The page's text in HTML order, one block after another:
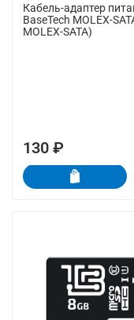
Кабель-адаптер
BaseTech MOLEX-
MOLEX-SATA)
130 ₽